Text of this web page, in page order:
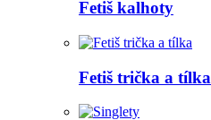
Fetiš kalhoty
Fetiš trička a tílka